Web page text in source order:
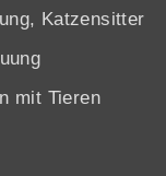
Katzensitter
mit Tieren